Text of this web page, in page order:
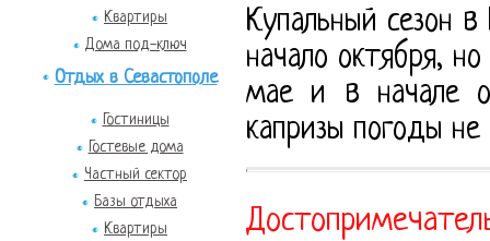
Квартиры
Дома под-ключ
Отдых в Севастополе
Гостиницы
Гостевые дома
Частный сектор
Базы отдыха
Квартиры
Купальный сезон
начало октября,
мае и в начале
капризы погоды